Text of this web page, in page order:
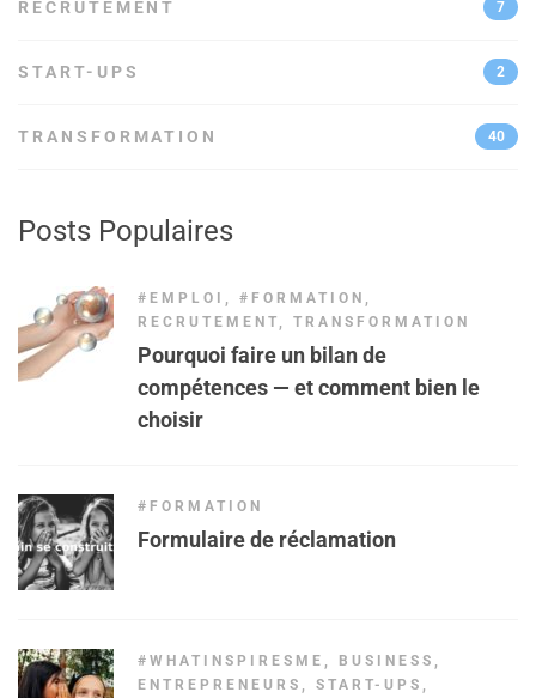
RECRUTEMENT 7
START-UPS 2
TRANSFORMATION 40
Posts Populaires
#EMPLOI , #FORMATION ,
RECRUTEMENT , TRANSFORMATION
Pourquoi faire un bilan de
compétences — et comment bien le
choisir
#FORMATION
Formulaire de réclamation
#WHATINSPIRESME , BUSINESS ,
ENTREPRENEURS , START-UPS ,